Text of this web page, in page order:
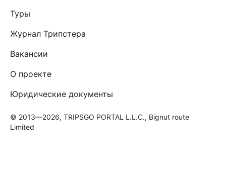
Туры
Журнал Трипстера
Вакансии
О проекте
Юридические документы
© 2013—2026, TRIPSGO PORTAL L.L.C., Bignut route
Limited